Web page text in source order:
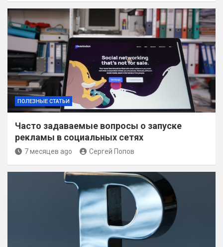
ПОЛЕЗНЫЕ СТАТЬИ
Часто задаваемые вопросы о запуске
рекламы в социальных сетях
7 месяцев ago Сергей Попов